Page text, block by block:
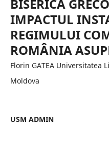
BISERICA
IMPACTUL
REGIMULUI
ROMÂNIA
Florin GATEA Universitatea
Moldova
USM ADMIN